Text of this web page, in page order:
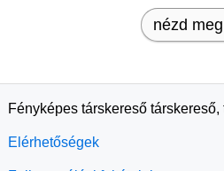
nézd
Fényképes társkereső
Elérhetőségek